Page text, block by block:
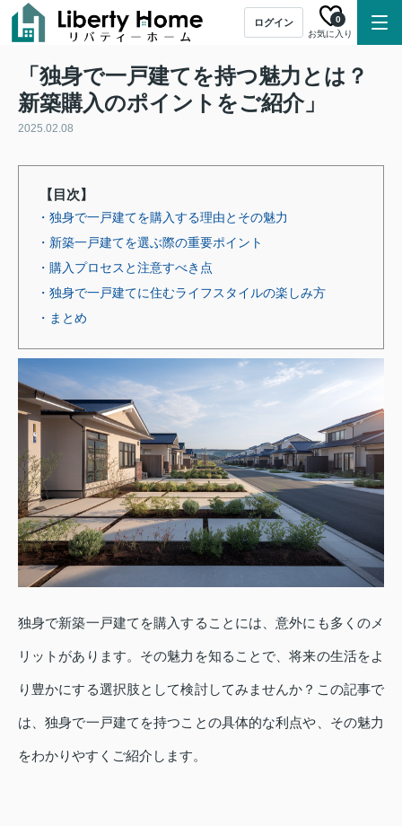
ログイン
お気に入り
0
「独身で一戸建てを持つ魅力とは？
新築購入のポイントをご紹介」
2025.02.08
【目次】
・独身で一戸建てを購入する理由とその魅力
・新築一戸建てを選ぶ際の重要ポイント
・購入プロセスと注意すべき点
・独身で一戸建てに住むライフスタイルの楽しみ方
・まとめ
独身で新築一戸建てを購入することには、意外にも多くのメ
リットがあります。その魅力を知ることで、将来の生活をよ
り豊かにする選択肢として検討してみませんか？この記事で
は、独身で一戸建てを持つことの具体的な利点や、その魅力
をわかりやすくご紹介します。